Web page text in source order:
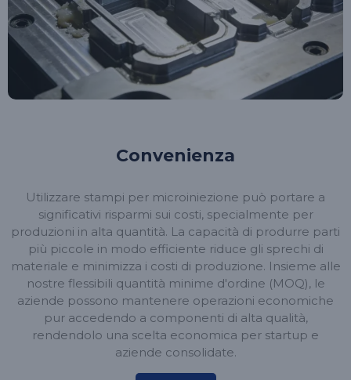
Convenienza
Utilizzare stampi per microiniezione può portare a
significativi risparmi sui costi, specialmente per
produzioni in alta quantità. La capacità di produrre parti
più piccole in modo efficiente riduce gli sprechi di
materiale e minimizza i costi di produzione. Insieme alle
nostre flessibili quantità minime d'ordine (MOQ), le
aziende possono mantenere operazioni economiche
pur accedendo a componenti di alta qualità,
rendendolo una scelta economica per startup e
aziende consolidate.